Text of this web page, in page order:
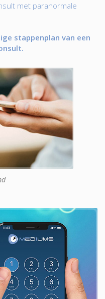
met paranormale
stappenplan van een